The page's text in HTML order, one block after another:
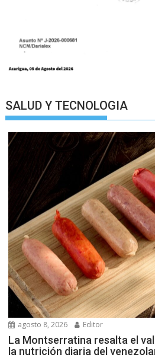
SALUD Y TECNOLOGIA
agosto 8, 2026 Editor
La Montserratina resalta el
la nutrición diaria del